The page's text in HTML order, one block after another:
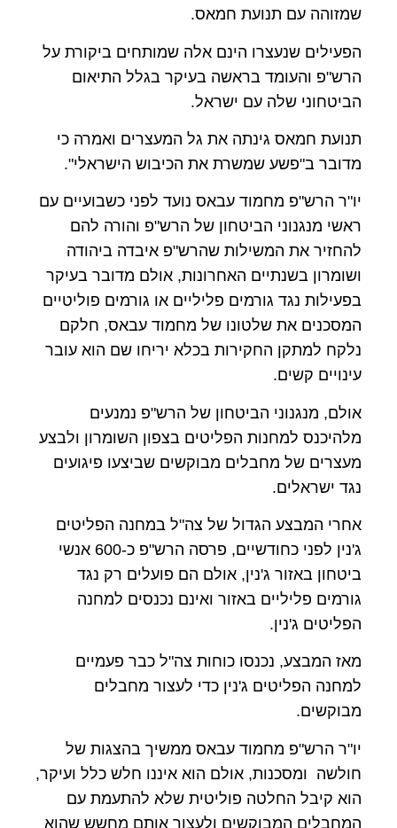
שמזוהה עם תנועת חמאס.
הפעילים שנעצרו הינם אלה שמותחים ביקורת על
הרש"פ והעומד בראשה בעיקר בגלל התיאום
הביטחוני שלה עם ישראל.
תנועת חמאס גינתה את גל המעצרים ואמרה כי
מדובר ב"פשע שמשרת את הכיבוש הישראלי".
יו"ר הרש"פ מחמוד עבאס נועד לפני כשבועיים עם
ראשי מנגנוני הביטחון של הרש"פ והורה להם
להחזיר את המשילות שהרש"פ איבדה ביהודה
ושומרון בשנתיים האחרונות, אולם מדובר בעיקר
בפעילות נגד גורמים פליליים או גורמים פוליטיים
המסכנים את שלטונו של מחמוד עבאס, חלקם
נלקח למתקן החקירות בכלא יריחו שם הוא עובר
עינויים קשים.
אולם, מנגנוני הביטחון של הרש"פ נמנעים
מלהיכנס למחנות הפליטים בצפון השומרון ולבצע
מעצרים של מחבלים מבוקשים שביצעו פיגועים
נגד ישראלים.
אחרי המבצע הגדול של צה"ל במחנה הפליטים
ג'נין לפני כחודשיים, פרסה הרש"פ כ-600 אנשי
ביטחון באזור ג'נין, אולם הם פועלים רק נגד
גורמים פליליים באזור ואינם נכנסים למחנה
הפליטים ג'נין.
מאז המבצע, נכנסו כוחות צה"ל כבר פעמיים
למחנה הפליטים ג'נין כדי לעצור מחבלים
מבוקשים.
יו"ר הרש"פ מחמוד עבאס ממשיך בהצגות של
חולשה ומסכנות, אולם הוא איננו חלש כלל ועיקר,
הוא קיבל החלטה פוליטית שלא להתעמת עם
המחבלים המבוקשים ולעצור אותם מחשש שהוא